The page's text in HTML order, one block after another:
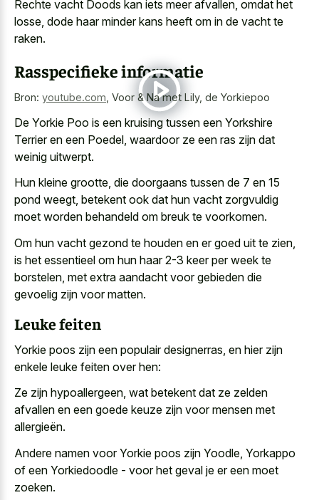
Rechte vacht Doods kan iets meer afvallen, omdat het
losse, dode haar minder kans heeft om in de vacht te
raken.
Rasspecifieke informatie
Bron: youtube.com Voor & Na met Lily, de Yorkiepoo
De Yorkie Poo is een kruising tussen een Yorkshire
Terrier en een Poedel, waardoor ze een ras zijn dat
weinig uitwerpt.
Hun kleine grootte, die doorgaans tussen de 7 en 15
pond weegt, betekent ook dat hun vacht zorgvuldig
moet worden behandeld om breuk te voorkomen.
Om hun vacht gezond te houden en er goed uit te zien,
is het essentieel om hun haar 2-3 keer per week te
borstelen, met extra aandacht voor gebieden die
gevoelig zijn voor matten.
Leuke feiten
Yorkie poos zijn een populair designerras, en hier zijn
enkele leuke feiten over hen:
Ze zijn hypoallergeen, wat betekent dat ze zelden
afvallen en een goede keuze zijn voor mensen met
allergieën.
Andere namen voor Yorkie poos zijn Yoodle, Yorkappo
of een Yorkiedoodle - voor het geval je er een moet
zoeken.